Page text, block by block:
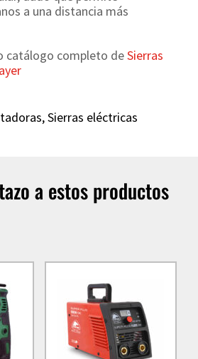
a una distancia más
catálogo completo deSierras
,Sierras eléctricas
a estos productos